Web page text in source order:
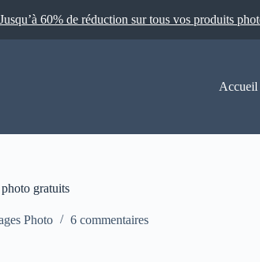
60% de réduction sur tous vos produits
Accueil
gratuits
Photo 6 commentaires